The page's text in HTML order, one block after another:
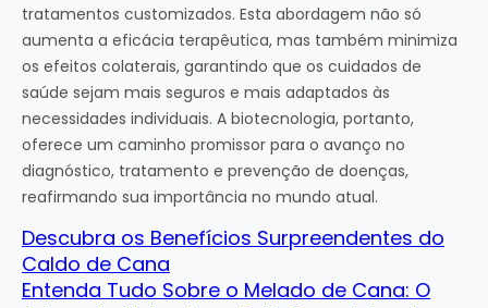
tratamentos customizados. Esta abordagem não só
aumenta a eficácia terapêutica, mas também minimiza
os efeitos colaterais, garantindo que os cuidados de
saúde sejam mais seguros e mais adaptados às
necessidades individuais. A biotecnologia, portanto,
oferece um caminho promissor para o avanço no
diagnóstico, tratamento e prevenção de doenças,
reafirmando sua importância no mundo atual.
Descubra os Benefícios Surpreendentes do
Caldo de Cana
Entenda Tudo Sobre o Melado de Cana: O